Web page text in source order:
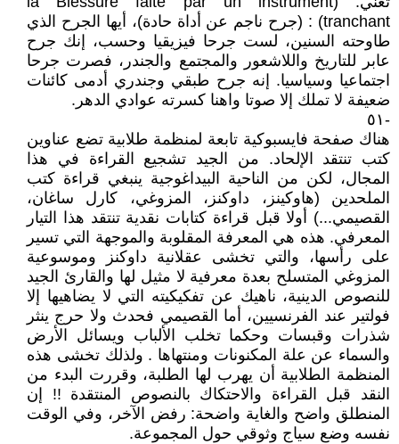
tranchant) : (جرح ناجم عن أداة حادة)، أيها الجرح الذي
طاوحته السنين، لست جرحا فيزيقيا وحسب، إنك جرح
عابر للتاريخ واللاشعور والمجتمع والجندر، فصرت جرحا
اجتماعيا وسياسيا. إنه جرح طبقي وجندري أدمى كائنات
ضعيفة لا تملك إلا صوتا واهنا كسرته عوادي الدهر.
-٥١
هناك صفحة فايسبوكية تابعة لمنظمة طلابية تضع عناوين
كتب تنتقد الإلحاد. من الجيد تشجيع القراءة في هذا
المجال، لكن من الناحية البيداغوجية ينبغي قراءة كتب
الملحدين (هاوكينز، داوكنز، المزوغي، كارل ساغان،
القصيمي...) أولا قبل قراءة كتابات نقدية تنتقد هذا التيار
المعرفي. هذه هي المعرفة المقلوبة والموجهة التي تسير
على رأسها، والتي تخشى عقلانية داوكنز وموسوعية
المزوغي المتسلح بعدة معرفية لا مثيل لها والقارئ الجيد
للنصوص الدينية، ناهيك عن تفكيكيته التي لا يضاهيها إلا
فولتير عند الفرنسيين، أما القصيمي فحدث ولا حرج ينثر
شذرات وقبسات وحكما تخلب الألباب ويسائل الأرض
والسماء عن علة المكنونات ومنتهاها . ولذلك تخشى هذه
المنظمة الطلابية أن يهرب لها الطلبة، وقررت البدء من
النقد قبل القراءة والاحتكاك بالنصوص المنتقدة !! إن
المنطلق واضح والغاية واضحة: رفض الآخر، وفي الوقت
نفسه وضع سياج وثوقي حول المجموعة.